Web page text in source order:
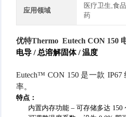
应用领域
医疗卫生,食
药
优特Thermo Eutech CON 150
电导 / 总溶解固体 / 温度
Eutech™ CON 150 是一款
率。
特点：
内置内存功能 – 可存储多达 150